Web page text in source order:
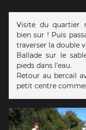
Visite du quartier
bien sur ! Puis
traverser la double
Ballade sur le
pieds dans l'eau.
Retour au bercail
petit centre